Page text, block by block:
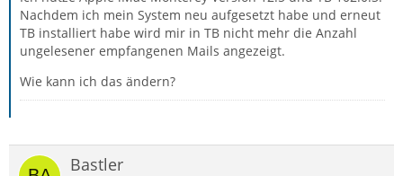
Nachdem ich mein System neu aufgesetzt habe und erneut
TB installiert habe wird mir in TB nicht mehr die Anzahl
ungelesener empfangenen Mails angezeigt.
Wie kann ich das ändern?
Bastler